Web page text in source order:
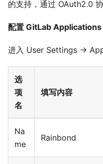
的支持，通过 OAuth2.0
配置 GitLab Applications
进入 User Settings →
选
项
名
填写内容
Na
me
Rainbond